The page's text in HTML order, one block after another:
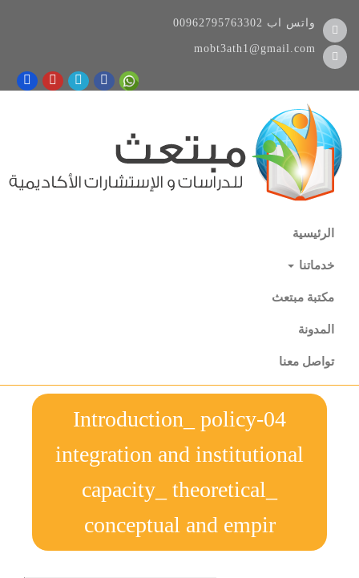
00962795763302 واتس اب
mobt3ath1@gmail.com
الرئيسية
خدماتنا
مكتبة مبتعث
المدونة
تواصل معنا
04-Introduction_ policy
integration and institutional
capacity_ theoretical_
conceptual and empir